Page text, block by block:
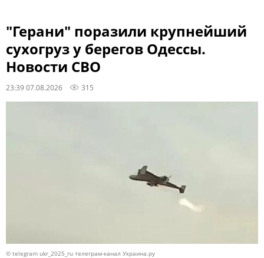
"Герани" поразили крупнейший
сухогруз у берегов Одессы.
Новости СВО
23:39 07.08.2026 315
© telegram ukr_2025_ru телеграм-канал Украина.ру